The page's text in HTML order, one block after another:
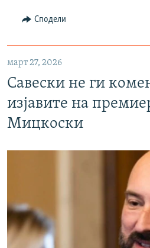
Сподели
март 27, 2026
Савески не ги
изјавите на
Мицкоски